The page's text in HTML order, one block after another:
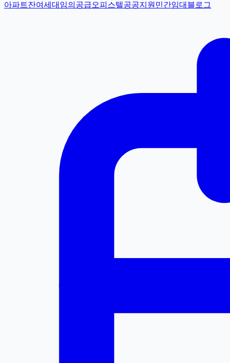
아파트잔여세대 임의공급오피스텔공공지원민간임대 블로그